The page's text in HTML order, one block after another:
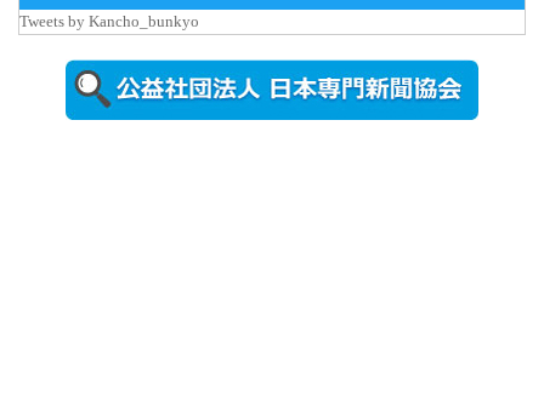
2026年8月5日
更新
農工大で大
Tweets by Kancho_bunkyo